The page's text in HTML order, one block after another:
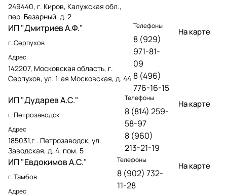
249440, г. Киров, Калужская обл.,
пер. Базарный, д. 2
ИП "Дмитриев А.Ф."
г. Серпухов
Адрес
142207, Московская область, г.
Серпухов, ул. 1-ая Московская, д. 44
Телефоны
8 (929)
971-81-
09
8 (496)
776-16-15
На карте
ИП "Дударев А.С."
г. Петрозаводск
Адрес
185031,г . Петрозаводск, ул.
Заводская, д. 4, пом. 5
Телефоны
8 (814) 259-
58-97
8 (960)
213-21-19
На карте
ИП "Евдокимов А.С."
г. Тамбов
Адрес
Телефоны
8 (902) 732-
11-28
На карте